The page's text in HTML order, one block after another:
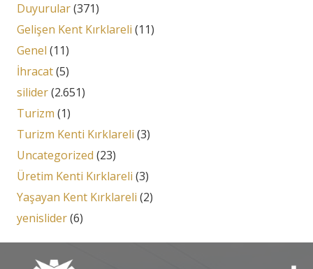
Duyurular(371)
Gelişen Kent Kırklareli (11)
Genel (11)
İhracat(5)
silider(2.651)
Turizm (1)
Turizm Kenti Kırklareli (3)
Uncategorized (23)
Üretim Kenti Kırklareli (3)
Yaşayan Kent Kırklareli (2)
yenislider(6)